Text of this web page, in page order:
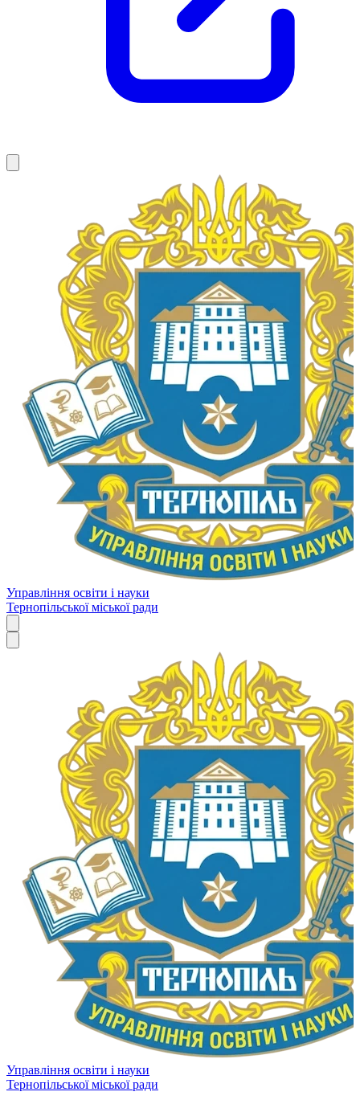
Управління освіти і науки
Тернопільської міської ради
Управління освіти і науки
Тернопільської міської ради